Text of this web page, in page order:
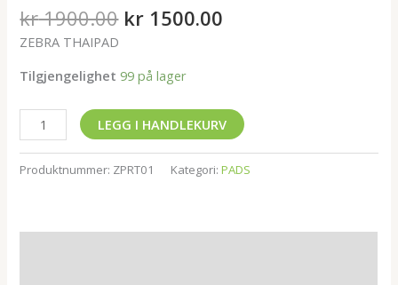
kr1900.00 kr 1500.00
ZEBRA THAIPAD
Tilgjengelighet 99 på lager
LEGG I HANDLEKURV
Produktnummer: ZPRT01 Kategori:PADS